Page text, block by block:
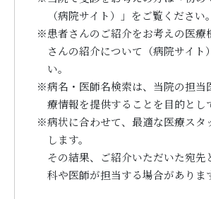
（病院サイト）」をご覧ください。
※患者さんのご紹介をお考えの医療
さんの紹介について（病院サイト
い。
※病名・医師名検索は、当院の担当
療情報を提供することを目的とし
※病状に合わせて、最適な医療スタ
します。
その結果、ご紹介いただいた宛先
科や医師が担当する場合がありま